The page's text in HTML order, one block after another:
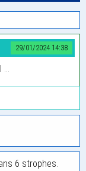
29/01/2024 14:38
6 strophes.